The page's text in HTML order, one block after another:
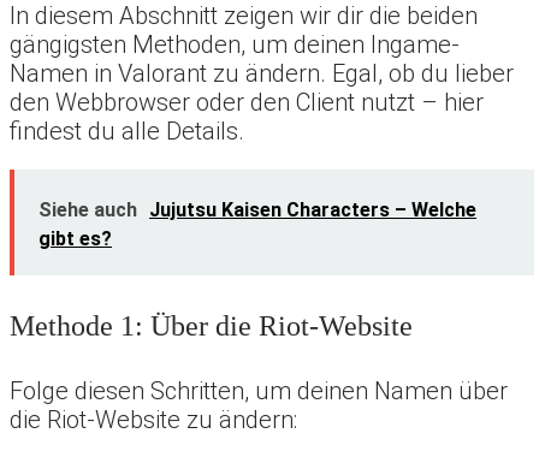
In diesem Abschnitt zeigen wir dir die beiden
gängigsten Methoden, um deinen Ingame-
Namen in Valorant zu ändern. Egal, ob du lieber
den Webbrowser oder den Client nutzt – hier
findest du alle Details.
Siehe auch Jujutsu Kaisen Characters – Welche
gibt es?
Methode 1: Über die Riot-Website
Folge diesen Schritten, um deinen Namen über
die Riot-Website zu ändern: